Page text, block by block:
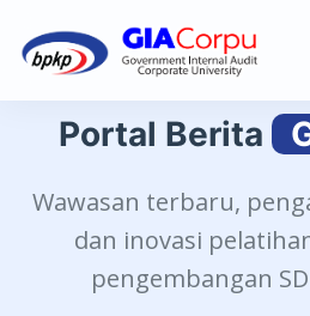
Portal Berita
Wawasan terbaru,
dan inovasi
pengembangan